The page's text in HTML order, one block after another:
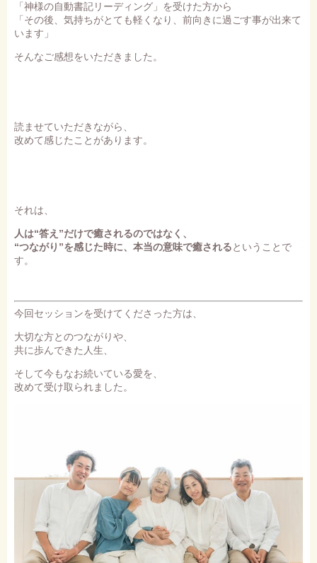
「神様の自動書記リーディング」を受けた方から
「その後、気持ちがとても軽くなり、前向きに過ごす事が出来て
います」
そんなご感想をいただきました。
読ませていただきながら、
改めて感じたことがあります。
それは、
人は“答え”だけで癒されるのではなく、
“つながり”を感じた時に、本当の意味で癒されるということで
す。
今回セッションを受けてくださった方は、
大切な方とのつながりや、
共に歩んできた人生、
そして今もなお続いている愛を、
改めて受け取られました。